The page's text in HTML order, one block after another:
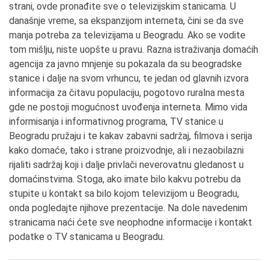
strani, ovde pronađite sve o televizijskim stanicama. U
današnje vreme, sa ekspanzijom interneta, čini se da sve
manja potreba za televizijama u Beogradu. Ako se vodite
tom mišlju, niste uopšte u pravu. Razna istraživanja domaćih
agencija za javno mnjenje su pokazala da su beogradske
stanice i dalje na svom vrhuncu, te jedan od glavnih izvora
informacija za čitavu populaciju, pogotovo ruralna mesta
gde ne postoji mogućnost uvođenja interneta. Mimo vida
informisanja i informativnog programa, TV stanice u
Beogradu pružaju i te kakav zabavni sadržaj, filmova i serija
kako domaće, tako i strane proizvodnje, ali i nezaobilazni
rijaliti sadržaj koji i dalje privlači neverovatnu gledanost u
domaćinstvima. Stoga, ako imate bilo kakvu potrebu da
stupite u kontakt sa bilo kojom televizijom u Beogradu,
onda pogledajte njihove prezentacije. Na dole navedenim
stranicama naći ćete sve neophodne informacije i kontakt
podatke o TV stanicama u Beogradu.